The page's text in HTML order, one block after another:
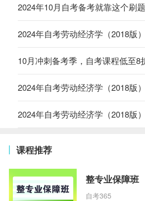
2024年10月自考备考就靠这个刷
2024年自考劳动经济学（2018版
10月冲刺备考季，自考课程低至8
2024年自考劳动经济学（2018版
2024年自考劳动经济学（2018版
课程推荐
整专业保障班
自考365